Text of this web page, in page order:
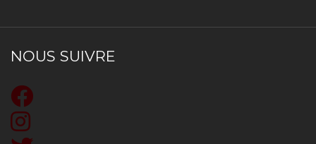
NOUS SUIVRE